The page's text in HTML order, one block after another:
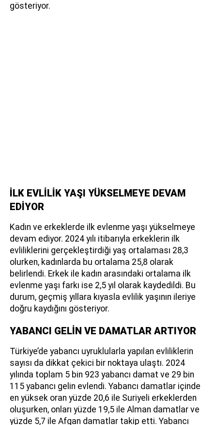
gösteriyor.
İLK EVLİLİK YAŞI YÜKSELMEYE DEVAM
EDİYOR
Kadın ve erkeklerde ilk evlenme yaşı yükselmeye
devam ediyor. 2024 yılı itibarıyla erkeklerin ilk
evliliklerini gerçekleştirdiği yaş ortalaması 28,3
olurken, kadınlarda bu ortalama 25,8 olarak
belirlendi. Erkek ile kadın arasındaki ortalama ilk
evlenme yaşı farkı ise 2,5 yıl olarak kaydedildi. Bu
durum, geçmiş yıllara kıyasla evlilik yaşının ileriye
doğru kaydığını gösteriyor.
YABANCI GELİN VE DAMATLAR ARTIYOR
Türkiye’de yabancı uyruklularla yapılan evliliklerin
sayısı da dikkat çekici bir noktaya ulaştı. 2024
yılında toplam 5 bin 923 yabancı damat ve 29 bin
115 yabancı gelin evlendi. Yabancı damatlar içinde
en yüksek oran yüzde 20,6 ile Suriyeli erkeklerden
oluşurken, onları yüzde 19,5 ile Alman damatlar ve
yüzde 5,7 ile Afgan damatlar takip etti. Yabancı